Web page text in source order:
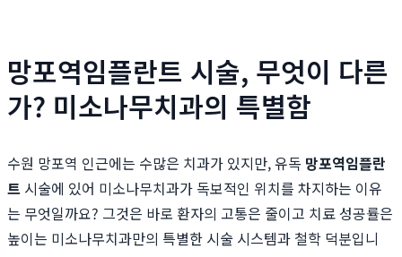
망포역임플란트 시술, 무엇이 다른
가? 미소나무치과의 특별함
수원 망포역 인근에는 수많은 치과가 있지만, 유독 망포역임플란
트 시술에 있어 미소나무치과가 독보적인 위치를 차지하는 이유
는 무엇일까요? 그것은 바로 환자의 고통은 줄이고 치료 성공률은
높이는 미소나무치과만의 특별한 시술 시스템과 철학 덕분입니